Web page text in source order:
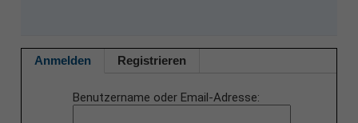
Anmelden Registrieren
Benutzername oder Email-Adresse